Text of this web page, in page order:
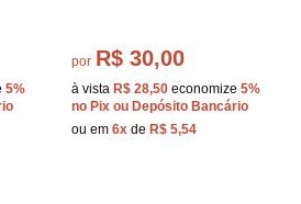
5%
por R$ 30,00
à vista R$ 28,50 economize 5%
no Pix ou Depósito Bancário
ou em 6x de R$ 5,54